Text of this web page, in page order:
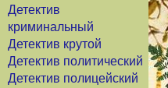
Детектив
криминальный
Детектив крутой
Детектив политический
Детектив полицейский